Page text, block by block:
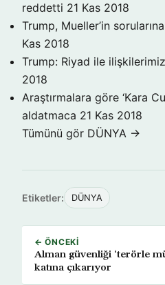
reddetti 21 Kas 2018
Trump, Mueller’in
Kas 2018
Trump: Riyad ile
2018
Araştırmalara göre ‘Kara
aldatmaca 21 Kas 2018
Tümünü gör DÜNYA →
Etiketler: DÜNYA
← ÖNCEKI
Alman güvenliği ‘terörle
katına çıkarıyor